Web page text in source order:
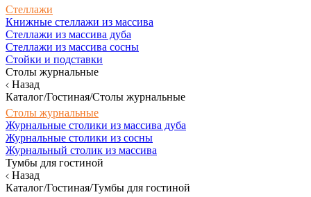
Стеллажи
Книжные стеллажи из массива
Стеллажи из массива дуба
Стеллажи из массива сосны
Стойки и подставки
Столы журнальные
Назад
Каталог/Гостиная/Столы журнальные
Столы журнальные
Журнальные столики из массива дуба
Журнальные столики из сосны
Журнальный столик из массива
Тумбы для гостиной
Назад
Каталог/Гостиная/Тумбы для гостиной